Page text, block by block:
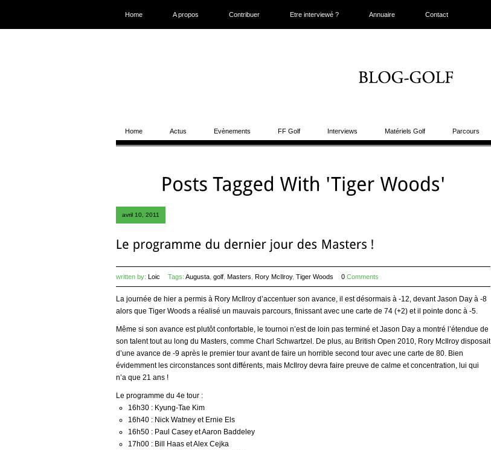
Home A propos Contribuer Etre interviewé ? Annuaire Contact
Home Actus Evènements FF Golf Interviews Matériels Golf Parcours
avril 10, 2011
written by: Loic Tags: Augusta golf Masters Rory McIlroy, Tiger Woods 0 Comments
La journée de hier a permis à Rory McIlroy d’accentuer son avance, il est désormais à -12, devant Jason Day à -8
alors que Tiger Woods a réalisé un mauvais parcours, finissant avec une carte de 74 (+2) et il pointe donc à -5.
Même si son avance est plutôt confortable, le tournoi n’est de loin pas terminé et Jason Day a montré l’étendue de
son talent tout au long du Masters, comme Charl Schwartzel. De plus, au British Open 2010, Rory McIlroy disposait
d’une avance de -9 après le premier tour avant de faire un horrible second tour avec une carte de 80. Bien
évidemment les circonstances sont différents, mais McIlroy devra faire preuve de calme et concentration, lui qui
n’a que 21 ans !
Le programme du 4e tour :
16h30 : Kyung-Tae Kim
16h40 : Nick Watney et Ernie Els
16h50 : Paul Casey et Aaron Baddeley
17h00 : Bill Haas et Alex Cejka